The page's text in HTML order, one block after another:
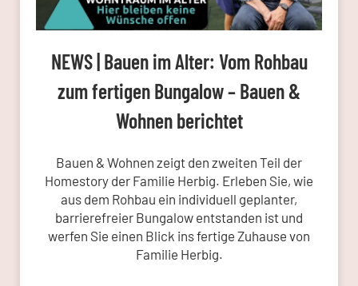
NEWS | Bauen im Alter: Vom Rohbau
zum fertigen Bungalow – Bauen &
Wohnen berichtet
Bauen & Wohnen zeigt den zweiten Teil der
Homestory der Familie Herbig. Erleben Sie, wie
aus dem Rohbau ein individuell geplanter,
barrierefreier Bungalow entstanden ist und
werfen Sie einen Blick ins fertige Zuhause von
Familie Herbig.